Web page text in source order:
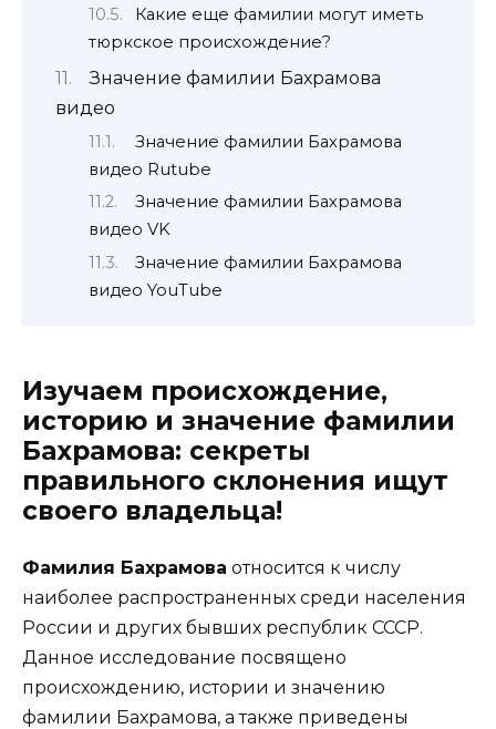
Какие еще фамилии могут иметь
тюркское происхождение?
Значение фамилии Бахрамова
видео
Значение фамилии Бахрамова
видео Rutube
Значение фамилии Бахрамова
видео VK
Значение фамилии Бахрамова
видео YouTube
Изучаем происхождение,
историю и значение фамилии
Бахрамова: секреты
правильного склонения ищут
своего владельца!
Фамилия Бахрамова относится к числу
наиболее распространенных среди населения
России и других бывших республик СССР.
Данное исследование посвящено
происхождению, истории и значению
фамилии Бахрамова, а также приведены